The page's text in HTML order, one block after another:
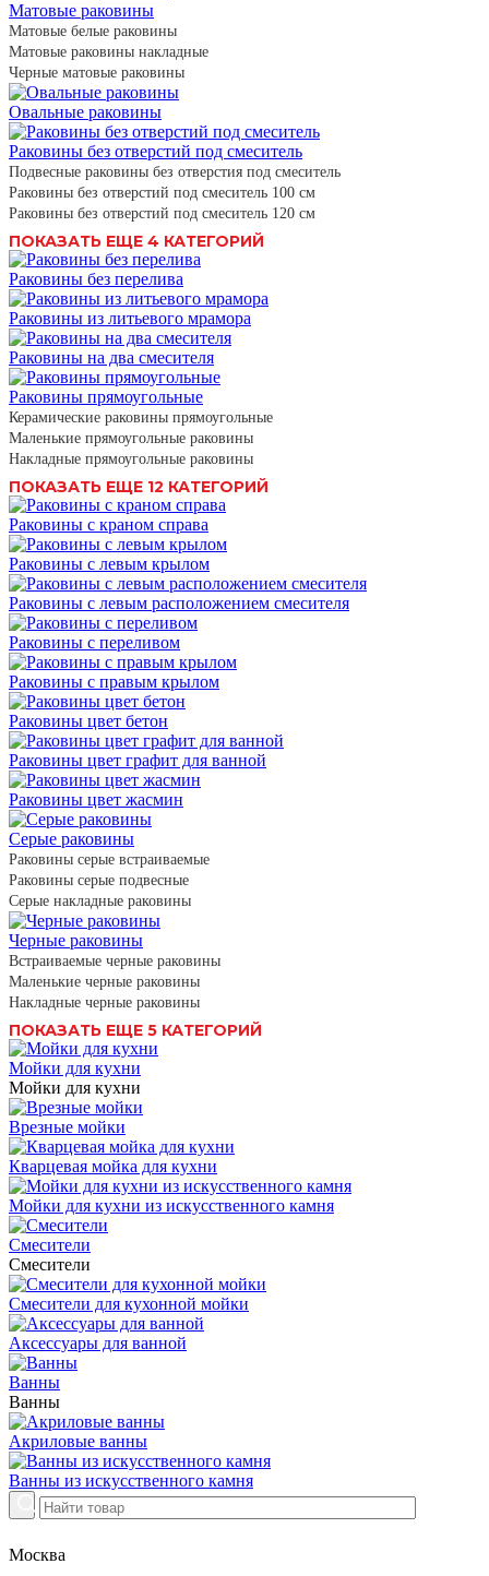
Матовые раковины
Матовые белые раковины
Матовые раковины накладные
Черные матовые раковины
Овальные раковины
Раковины без отверстий под смеситель
Подвесные раковины без отверстия под смеситель
Раковины без отверстий под смеситель 100 см
Раковины без отверстий под смеситель 120 см
ПОКАЗАТЬ ЕЩЕ 4 КАТЕГОРИЙ
Раковины без перелива
Раковины из литьевого мрамора
Раковины на два смесителя
Раковины прямоугольные
Керамические раковины прямоугольные
Маленькие прямоугольные раковины
Накладные прямоугольные раковины
ПОКАЗАТЬ ЕЩЕ 12 КАТЕГОРИЙ
Раковины с краном справа
Раковины с левым крылом
Раковины с левым расположением смесителя
Раковины с переливом
Раковины с правым крылом
Раковины цвет бетон
Раковины цвет графит для ванной
Раковины цвет жасмин
Серые раковины
Раковины серые встраиваемые
Раковины серые подвесные
Серые накладные раковины
Черные раковины
Встраиваемые черные раковины
Маленькие черные раковины
Накладные черные раковины
ПОКАЗАТЬ ЕЩЕ 5 КАТЕГОРИЙ
Мойки для кухни
Мойки для кухни
Врезные мойки
Кварцевая мойка для кухни
Мойки для кухни из искусственного камня
Смесители
Смесители
Смесители для кухонной мойки
Аксессуары для ванной
Ванны
Ванны
Акриловые ванны
Ванны из искусственного камня
Москва